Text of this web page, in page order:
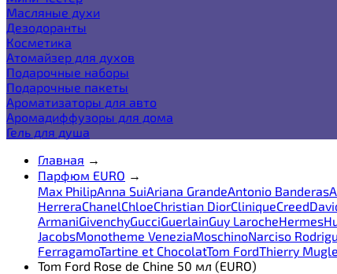
Масляные духи
Дезодоранты
Косметика
Атомайзер для духов
Подарочные наборы
Подарочные пакеты
Ароматизаторы для авто
Аромадиффузоры для дома
Гель для душа
Главная →
Парфюм EURO →
Max PhilipAnna SuiAriana GrandeAntonio Banderas
HerreraChanelChloeChristian DiorCliniqueCreed
ArmaniGivenchyGucciGuerlainGuy LarocheHermes
JacobsMonotheme VeneziaMoschinoNarciso
FerragamoTartine et ChocolatTom FordThierry
Tom Ford Rose de Chine 50 мл (EURO)